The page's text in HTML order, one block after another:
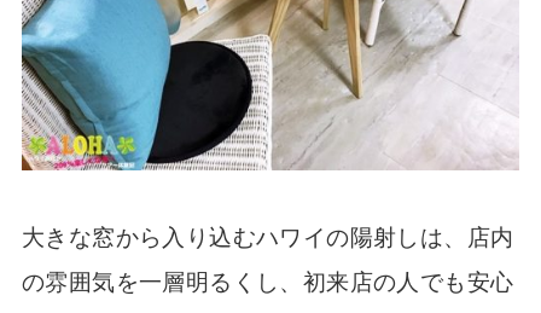
大きな窓から入り込むハワイの陽射しは、店内
の雰囲気を一層明るくし、初来店の人でも安心